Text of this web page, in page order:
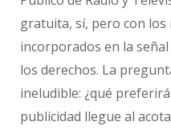
gratuita, sí, pero con
incorporados en la
los derechos. La
ineludible: ¿qué
publicidad llegue al